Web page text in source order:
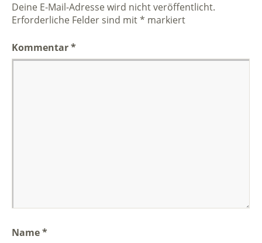
Deine E-Mail-Adresse wird nicht veröffentlicht.
Erforderliche Felder sind mit* markiert
Kommentar*
Name*